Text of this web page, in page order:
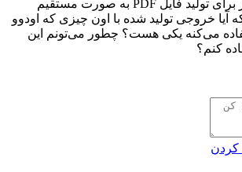
می‌خواهم از این ابزار برای تولید فایل PDF به صورت مستقیم
که آیا خروجی تولید شده با اون چیزی که اودوو
می‌کنه یکی هست؟ چطور می‌تونم این
کنم؟
کردن